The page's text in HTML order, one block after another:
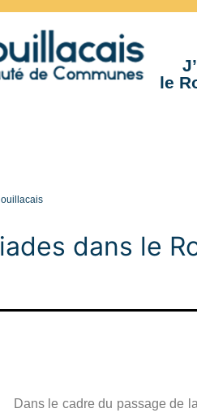
le
dans le
Dans le cadre du passage de